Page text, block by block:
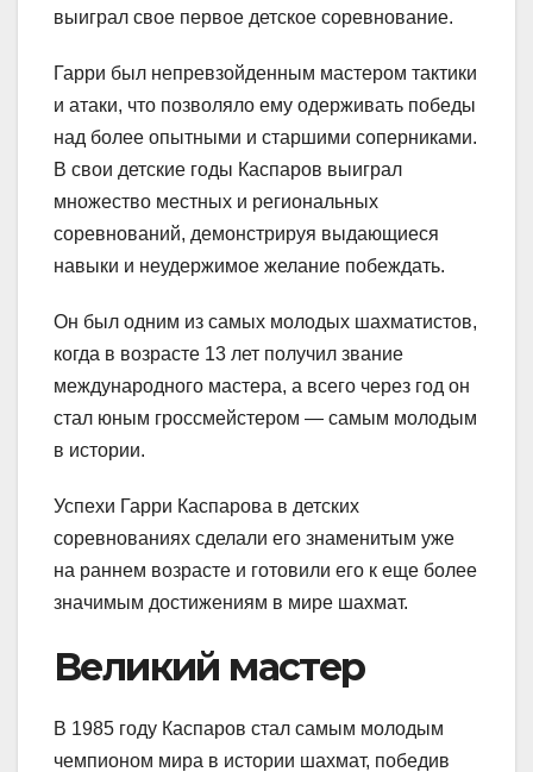
выиграл свое первое детское соревнование.
Гарри был непревзойденным мастером тактики
и атаки, что позволяло ему одерживать победы
над более опытными и старшими соперниками.
В свои детские годы Каспаров выиграл
множество местных и региональных
соревнований, демонстрируя выдающиеся
навыки и неудержимое желание побеждать.
Он был одним из самых молодых шахматистов,
когда в возрасте 13 лет получил звание
международного мастера, а всего через год он
стал юным гроссмейстером — самым молодым
в истории.
Успехи Гарри Каспарова в детских
соревнованиях сделали его знаменитым уже
на раннем возрасте и готовили его к еще более
значимым достижениям в мире шахмат.
Великий мастер
В 1985 году Каспаров стал самым молодым
чемпионом мира в истории шахмат, победив